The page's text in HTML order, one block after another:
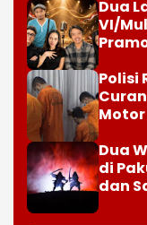
Dua
VI/
Polisi
Dua
di
dan